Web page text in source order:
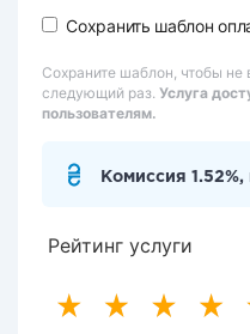
Сохранить шаблон
Сохраните шаблон, чтобы не
следующий раз. Услуга
пользователям.
Комиссия
Рейтинг услуги